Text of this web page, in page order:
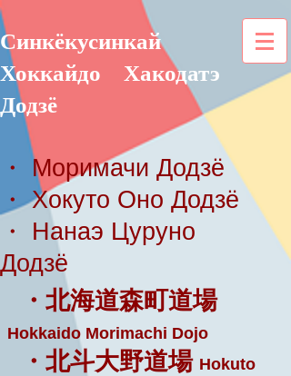
Синкёкусинкай
Хоккайдо
Хакодатэ
Додзё
・ Моримачи Додзё
・ Хокуто Оно Додзё
・ Нанаэ Цуруно
Додзё
・北海道森町道場
Hokkaido Morimachi Dojo
・北斗大野道場 Hokuto